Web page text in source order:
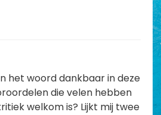
het woord dankbaar in deze
die velen hebben
welkom is? Lijkt mij twee